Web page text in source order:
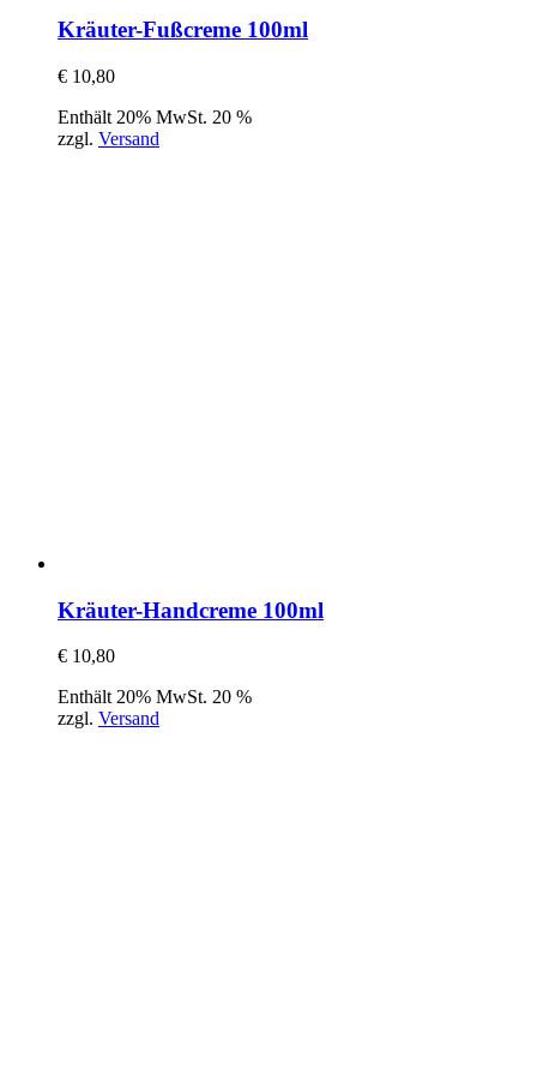
Kräuter-Fußcreme 100ml
€ 10,80
Enthält 20% MwSt. 20 %
zzgl. Versand
Kräuter-Handcreme 100ml
€ 10,80
Enthält 20% MwSt. 20 %
zzgl. Versand